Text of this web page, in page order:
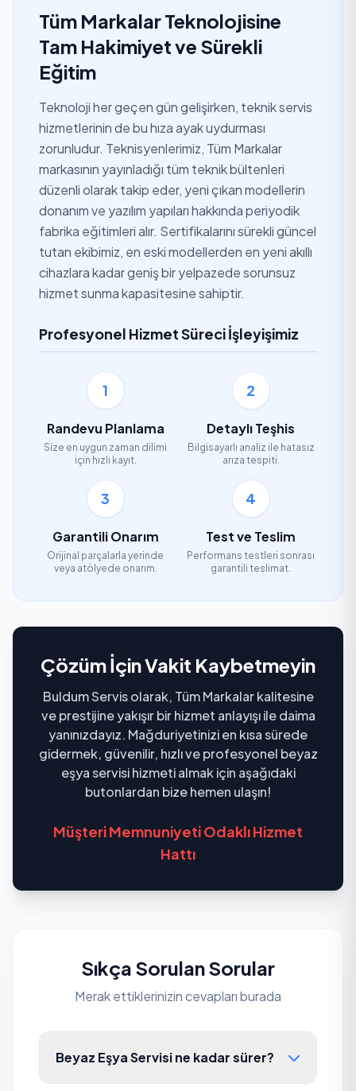
Tüm Markalar Teknolojisine
Tam Hakimiyet ve Sürekli
Eğitim
Teknoloji her geçen gün gelişirken, teknik servis
hizmetlerinin de bu hıza ayak uydurması
zorunludur. Teknisyenlerimiz, Tüm Markalar
markasının yayınladığı tüm teknik bültenleri
düzenli olarak takip eder, yeni çıkan modellerin
donanım ve yazılım yapıları hakkında periyodik
fabrika eğitimleri alır. Sertifikalarını sürekli güncel
tutan ekibimiz, en eski modellerden en yeni akıllı
cihazlara kadar geniş bir yelpazede sorunsuz
hizmet sunma kapasitesine sahiptir.
Profesyonel Hizmet Süreci İşleyişimiz
1
Randevu Planlama
Size en uygun zaman dilimi
için hızlı kayıt.
2
Detaylı Teşhis
Bilgisayarlı analiz ile hatasız
arıza tespiti.
3
Garantili Onarım
Orijinal parçalarla yerinde
veya atölyede onarım.
4
Test ve Teslim
Performans testleri sonrası
garantili teslimat.
Çözüm İçin Vakit Kaybetmeyin
Buldum Servis olarak, Tüm Markalar kalitesine
ve prestijine yakışır bir hizmet anlayışı ile daima
yanınızdayız. Mağduriyetinizi en kısa sürede
gidermek, güvenilir, hızlı ve profesyonel beyaz
eşya servisi hizmeti almak için aşağıdaki
butonlardan bize hemen ulaşın!
Müşteri Memnuniyeti Odaklı Hizmet
Hattı
Sıkça Sorulan Sorular
Merak ettiklerinizin cevapları burada
Beyaz Eşya Servisi ne kadar sürer?